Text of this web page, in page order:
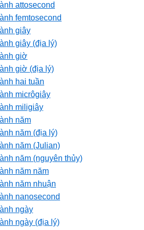
attosecond
femtosecond
giây
giây (địa lý)
giờ
giờ (địa lý)
hai tuần
micrôgiây
miligiây
năm
năm (địa lý)
năm (Julian)
năm (nguyên thủy)
năm năm
năm nhuận
nanosecond
ngày
ngày (địa lý)